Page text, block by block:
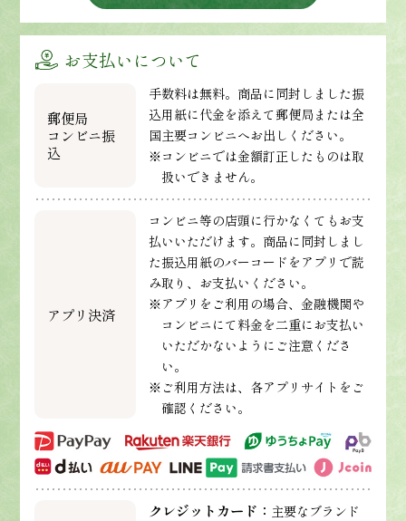
お支払いについて
郵便局
コンビニ振
込
手数料は無料。商品に同封しました振
込用紙に代金を添えて郵便局または全
国主要コンビニへお出しください。
※コンビニでは金額訂正したものは取
扱いできません。
アプリ決済
コンビニ等の店頭に行かなくてもお支
払いいただけます。商品に同封しまし
た振込用紙のバーコードをアプリで読
み取り、お支払いください。
※アプリをご利用の場合、金融機関や
コンビニにて料金を二重にお支払い
いただかないようにご注意くださ
い。
※ご利用方法は、各アプリサイトをご
確認ください。
クレジットカード： 主要なブランド